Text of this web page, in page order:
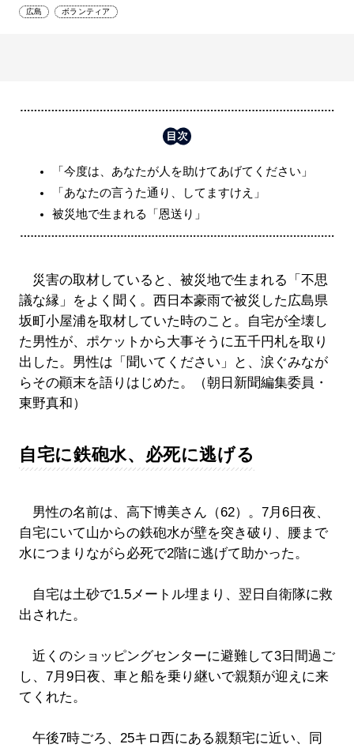
広島 ボランティア
「今度は、あなたが人を助けてあげてください」
「あなたの言うた通り、してますけえ」
被災地で生まれる「恩送り」
災害の取材していると、被災地で生まれる「不思
議な縁」をよく聞く。西日本豪雨で被災した広島県
坂町小屋浦を取材していた時のこと。自宅が全壊し
た男性が、ポケットから大事そうに五千円札を取り
出した。男性は「聞いてください」と、涙ぐみなが
らその顚末を語りはじめた。（朝日新聞編集委員・
東野真和）
自宅に鉄砲水、必死に逃げる
男性の名前は、高下博美さん（62）。7月6日夜、
自宅にいて山からの鉄砲水が壁を突き破り、腰まで
水につまりながら必死で2階に逃げて助かった。
自宅は土砂で1.5メートル埋まり、翌日自衛隊に救
出された。
近くのショッピングセンターに避難して3日間過ご
し、7月9日夜、車と船を乗り継いで親類が迎えに来
てくれた。
午後7時ごろ、25キロ西にある親類宅に近い、同